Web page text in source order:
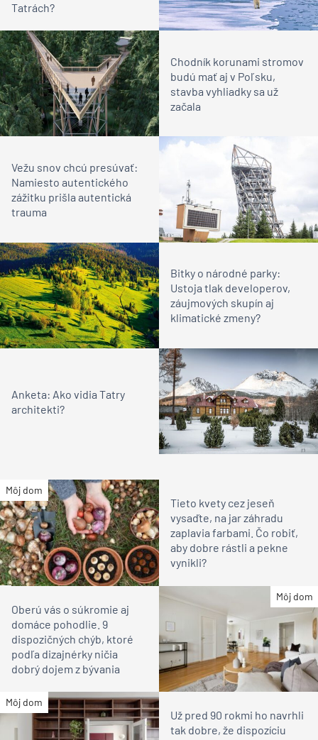
Tatrách?
Chodník korunami stromov
budú mať aj v Poľsku,
stavba vyhliadky sa už
začala
Vežu snov chcú presúvať:
Namiesto autentického
zážitku prišla autentická
trauma
Bitky o národné parky:
Ustoja tlak developerov,
záujmových skupín aj
klimatické zmeny?
Anketa: Ako vidia Tatry
architekti?
Môj dom
Tieto kvety cez jeseň
vysaďte, na jar záhradu
zaplavia farbami. Čo robiť,
aby dobre rástli a pekne
vynikli?
Môj dom
Oberú vás o súkromie aj
domáce pohodlie. 9
dispozičných chýb, ktoré
podľa dizajnérky ničia
dobrý dojem z bývania
Môj dom
Už pred 90 rokmi ho navrhli
tak dobre, že dispozíciu